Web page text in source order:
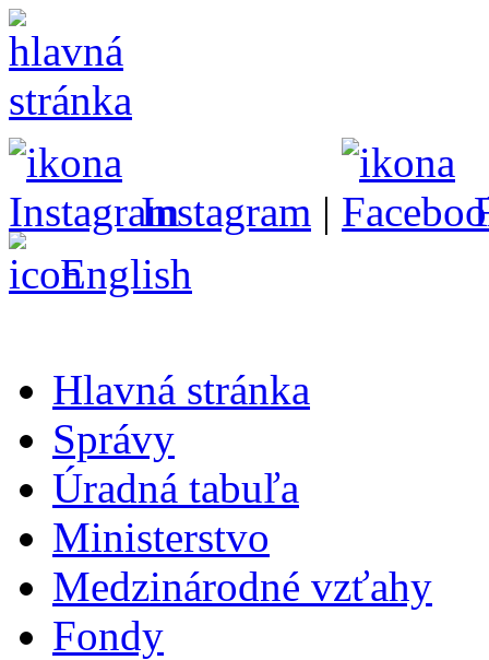
Instagram |
English
Hlavná stránka
Správy
Úradná tabuľa
Ministerstvo
Medzinárodné vzťahy
Fondy